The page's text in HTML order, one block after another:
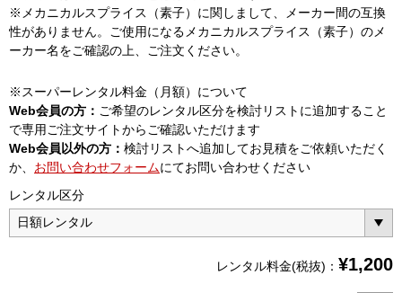
※メカニカルスプライス（素子）に関しまして、メーカー間の互換
性がありません。ご使用になるメカニカルスプライス（素子）のメ
ーカー名をご確認の上、ご注文ください。
※スーパーレンタル料金（月額）について
Web会員の方： ご希望のレンタル区分を検討リストに追加すること
で専用ご注文サイトからご確認いただけます
Web会員以外の方： 検討リストへ追加してお見積をご依頼いただく
か、 お問い合わせフォームにてお問い合わせください
レンタル区分
レンタル料金(税抜)： ¥1,200